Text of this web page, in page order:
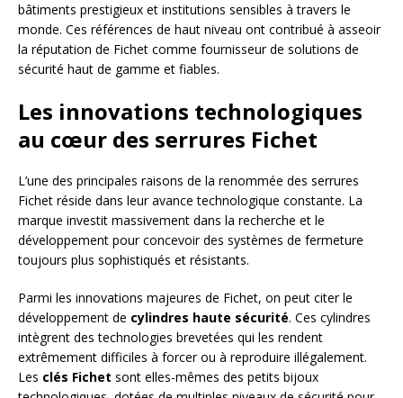
bâtiments prestigieux et institutions sensibles à travers le
monde. Ces références de haut niveau ont contribué à asseoir
la réputation de Fichet comme fournisseur de solutions de
sécurité haut de gamme et fiables.
Les innovations technologiques
au cœur des serrures Fichet
L’une des principales raisons de la renommée des serrures
Fichet réside dans leur avance technologique constante. La
marque investit massivement dans la recherche et le
développement pour concevoir des systèmes de fermeture
toujours plus sophistiqués et résistants.
Parmi les innovations majeures de Fichet, on peut citer le
développement de cylindres haute sécurité. Ces cylindres
intègrent des technologies brevetées qui les rendent
extrêmement difficiles à forcer ou à reproduire illégalement.
Les clés Fichet sont elles-mêmes des petits bijoux